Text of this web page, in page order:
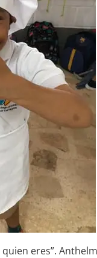
eres”.